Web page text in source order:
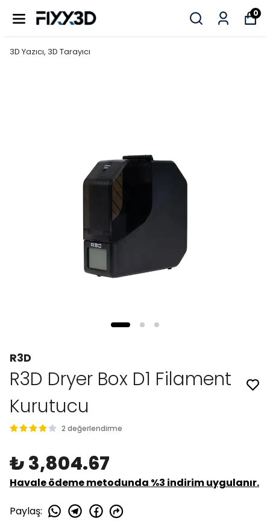
0
3D Yazıcı, 3D Tarayıcı
R3D
R3D Dryer Box D1 Filament
Kurutucu
2 değerlendirme
₺ 3,804.67
Havale ödeme metodunda %3 indirim uygulanır.
Paylaş: